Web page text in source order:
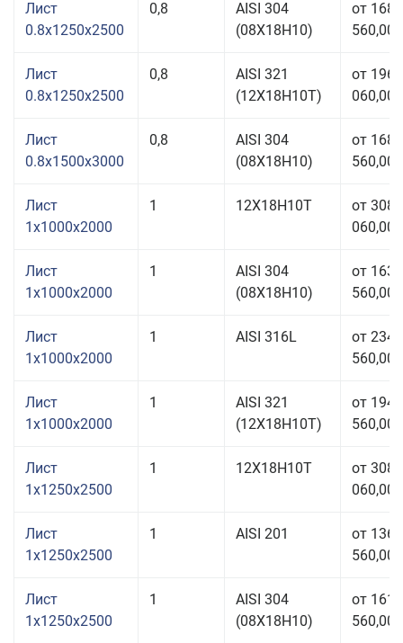
Лист
0.8x1250x2500
0,8
AISI 304
(08Х18Н10)
от 168
560,00
Лист
0.8x1250x2500
0,8
AISI 321
(12Х18Н10Т)
от 196
060,00
Лист
0.8x1500x3000
0,8
AISI 304
(08Х18Н10)
от 168
560,00
Лист
1x1000x2000
1 12Х18Н10Т
от 308
060,00
Лист
1x1000x2000
1
AISI 304
(08Х18Н10)
от 163
560,00
Лист
1x1000x2000
1 AISI 316L
от 234
560,00
Лист
1x1000x2000
1
AISI 321
(12Х18Н10Т)
от 194
560,00
Лист
1x1250x2500
1 12Х18Н10Т
от 308
060,00
Лист
1x1250x2500
1 AISI 201
от 136
560,00
Лист
1x1250x2500
1
AISI 304
(08Х18Н10)
от 161
560,00